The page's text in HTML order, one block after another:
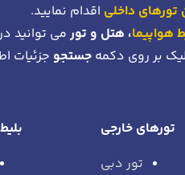
تورهای داخلی اقدام نمایید.
هواپیما، هتل و تورمی توانید
بر روی دکمه جستجو جزئیات
تورهای خارجی
تور دبی